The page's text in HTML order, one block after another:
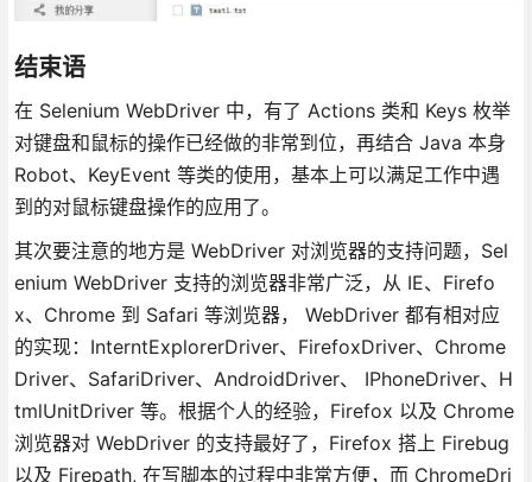
结束语
在 Selenium WebDriver 中，有了 Actions 类和 Keys 枚举
对键盘和鼠标的操作已经做的非常到位，再结合 Java 本身
Robot、KeyEvent 等类的使用，基本上可以满足工作中遇
到的对鼠标键盘操作的应用了。
其次要注意的地方是 WebDriver 对浏览器的支持问题，Sel
enium WebDriver 支持的浏览器非常广泛，从 IE、Firefo
x、Chrome 到 Safari 等浏览器， WebDriver 都有相对应
的实现：InterntExplorerDriver、FirefoxDriver、Chrome
Driver、SafariDriver、AndroidDriver、 IPhoneDriver、H
tmlUnitDriver 等。根据个人的经验，Firefox 以及 Chrome
浏览器对 WebDriver 的支持最好了，Firefox 搭上 Firebug
以及 Firepath, 在写脚本的过程中非常方便，而 ChromeDri